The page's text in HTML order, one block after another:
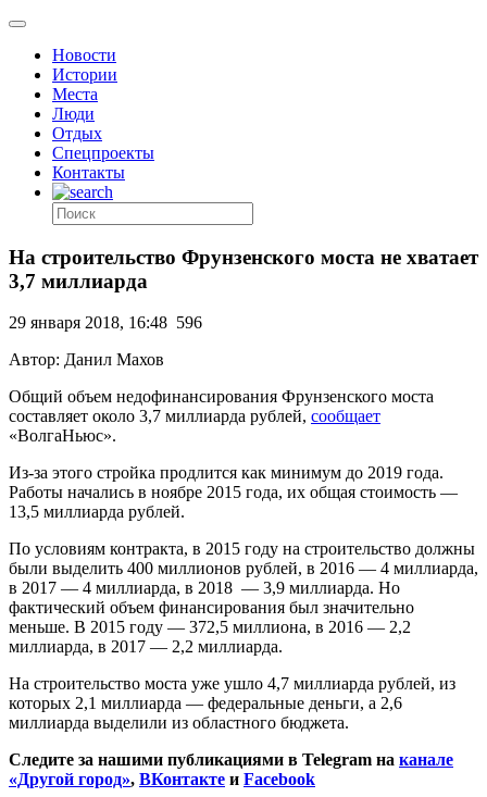
Новости
Истории
Места
Люди
Отдых
Спецпроекты
Контакты
На строительство Фрунзенского моста не хватает
3,7 миллиарда
29 января 2018, 16:48 596
Автор: Данил Махов
Общий объем недофинансирования Фрунзенского моста
составляет около 3,7 миллиарда рублей, сообщает
«ВолгаНьюс».
Из-за этого стройка продлится как минимум до 2019 года.
Работы начались в ноябре 2015 года, их общая стоимость —
13,5 миллиарда рублей.
По условиям контракта, в 2015 году на строительство должны
были выделить 400 миллионов рублей, в 2016 — 4 миллиарда,
в 2017 — 4 миллиарда, в 2018 — 3,9 миллиарда. Но
фактический объем финансирования был значительно
меньше. В 2015 году — 372,5 миллиона, в 2016 — 2,2
миллиарда, в 2017 — 2,2 миллиарда.
На строительство моста уже ушло 4,7 миллиарда рублей, из
которых 2,1 миллиарда — федеральные деньги, а 2,6
миллиарда выделили из областного бюджета.
Следите за нашими публикациями в Telegram на канале
«Другой город», ВКонтакте и Facebook